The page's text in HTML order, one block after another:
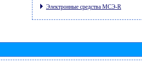
Электронные средства МСЭ-R